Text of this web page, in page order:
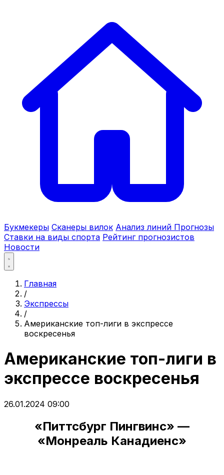
Букмекеры Сканеры вилок Анализ линий Прогнозы
Ставки на виды спорта Рейтинг прогнозистов
Новости
Главная
/
Экспрессы
/
Американские топ-лиги в экспрессе
воскресенья
Американские топ-лиги в
экспрессе воскресенья
26.01.2024 09:00
«Питтсбург Пингвинс» —
«Монреаль Канадиенс»